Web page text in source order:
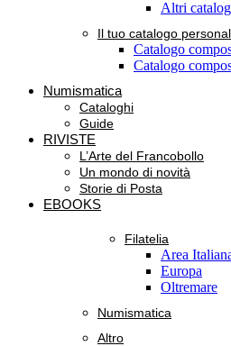
Altri
Il tuo catalogo
Catalogo
Catalogo
Numismatica
Cataloghi
Guide
RIVISTE
L’Arte del Francobollo
Un mondo di novità
Storie di Posta
EBOOKS
Filatelia
Area
Europa
Oltremare
Numismatica
Altro